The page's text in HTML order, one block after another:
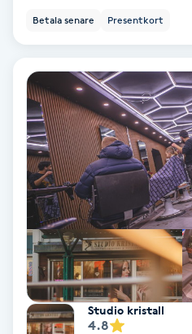
Cryoterapi
Damklippning
Dermapen
Diamantslipning
Enzympeeling
Extensions
Betala senare Presentkort
Studio kristall
4.8